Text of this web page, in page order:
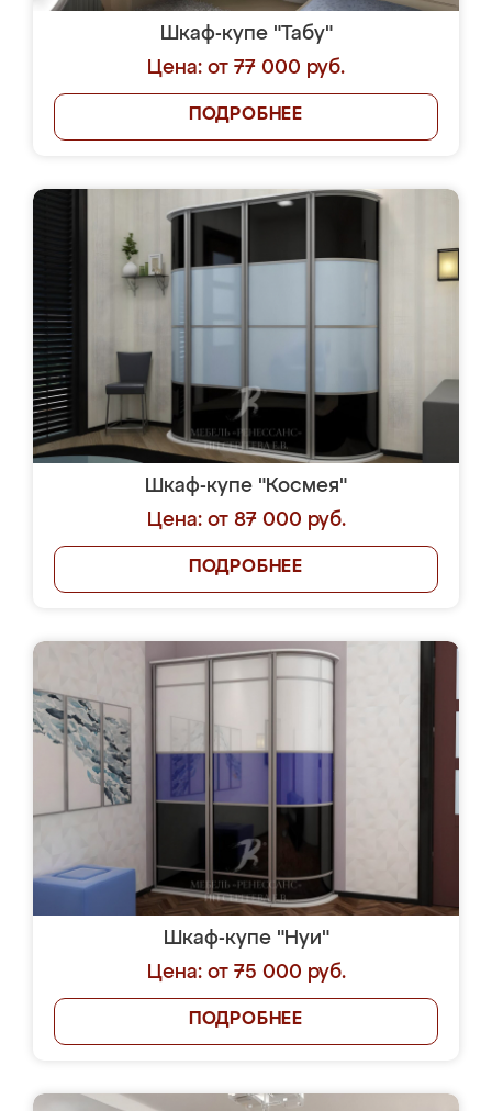
Шкаф-купе "Табу"
Цена: от 77 000 руб.
ПОДРОБНЕЕ
Шкаф-купе "Космея"
Цена: от 87 000 руб.
ПОДРОБНЕЕ
Шкаф-купе "Нуи"
Цена: от 75 000 руб.
ПОДРОБНЕЕ